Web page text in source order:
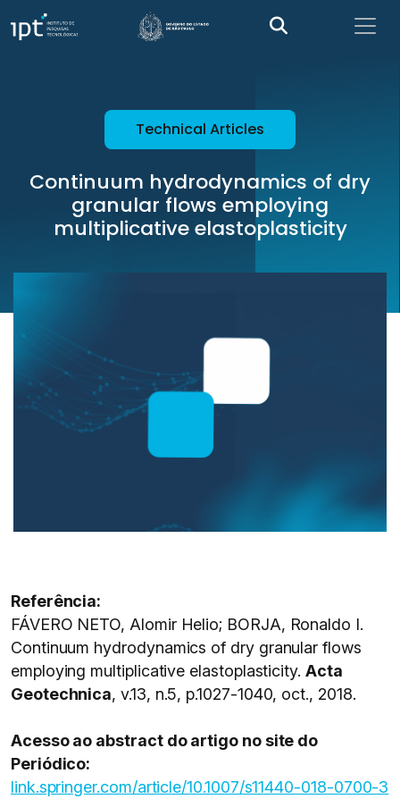
Technical Articles
Continuum hydrodynamics of dry
granular flows employing
multiplicative elastoplasticity
Referência:
FÁVERO NETO, Alomir Helio; BORJA, Ronaldo I.
Continuum hydrodynamics of dry granular flows
employing multiplicative elastoplasticity. Acta
Geotechnica, v.13, n.5, p.1027-1040, oct., 2018.
Acesso ao abstract do artigo no site do
Periódico:
link.springer.com/article/10.1007/s11440-018-0700-3